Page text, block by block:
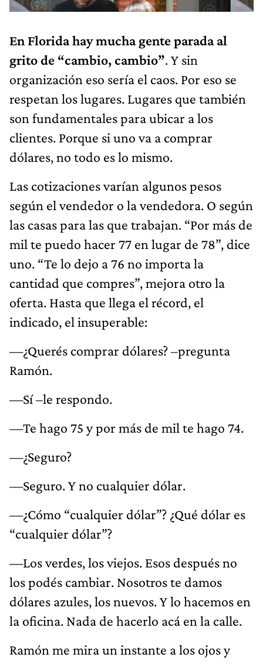
En Florida hay mucha gente parada al
grito de “cambio, cambio”. Y sin
organización eso sería el caos. Por eso se
respetan los lugares. Lugares que también
son fundamentales para ubicar a los
clientes. Porque si uno va a comprar
dólares, no todo es lo mismo.
Las cotizaciones varían algunos pesos
según el vendedor o la vendedora. O según
las casas para las que trabajan. “Por más de
mil te puedo hacer 77 en lugar de 78”, dice
uno. “Te lo dejo a 76 no importa la
cantidad que compres”, mejora otro la
oferta. Hasta que llega el récord, el
indicado, el insuperable:
—¿Querés comprar dólares? –pregunta
Ramón.
—Sí –le respondo.
—Te hago 75 y por más de mil te hago 74.
—¿Seguro?
—Seguro. Y no cualquier dólar.
—¿Cómo “cualquier dólar”? ¿Qué dólar es
“cualquier dólar”?
—Los verdes, los viejos. Esos después no
los podés cambiar. Nosotros te damos
dólares azules, los nuevos. Y lo hacemos en
la oficina. Nada de hacerlo acá en la calle.
Ramón me mira un instante a los ojos y